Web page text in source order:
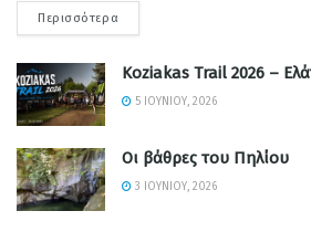
Περισσότερα
Koziakas Trail 2026 –
5 ΙΟΥΝΊΟΥ, 2026
Οι βάθρες του Πηλίου
3 ΙΟΥΝΊΟΥ, 2026